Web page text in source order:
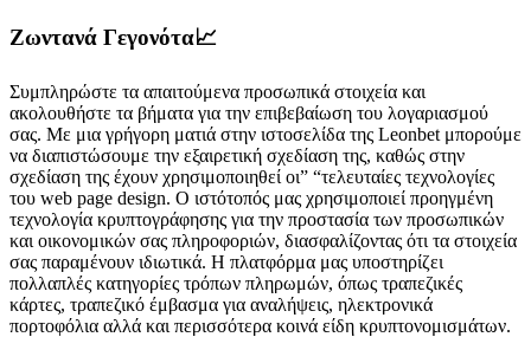
Ζωντανά Γεγονότα📈
Συμπληρώστε τα απαιτούμενα προσωπικά στοιχεία και
ακολουθήστε τα βήματα για την επιβεβαίωση του λογαριασμού
σας. Με μια γρήγορη ματιά στην ιστοσελίδα της Leonbet μπορούμε
να διαπιστώσουμε την εξαιρετική σχεδίαση της, καθώς στην
σχεδίαση της έχουν χρησιμοποιηθεί οι” “τελευταίες τεχνολογίες
του web page design. Ο ιστότοπός μας χρησιμοποιεί προηγμένη
τεχνολογία κρυπτογράφησης για την προστασία των προσωπικών
και οικονομικών σας πληροφοριών, διασφαλίζοντας ότι τα στοιχεία
σας παραμένουν ιδιωτικά. Η πλατφόρμα μας υποστηρίζει
πολλαπλές κατηγορίες τρόπων πληρωμών, όπως τραπεζικές
κάρτες, τραπεζικό έμβασμα για αναλήψεις, ηλεκτρονικά
πορτοφόλια αλλά και περισσότερα κοινά είδη κρυπτονομισμάτων.